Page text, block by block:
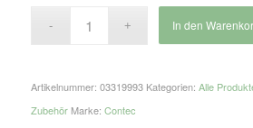
In den
Artikelnummer: 03319993 Kategorien: Alle
Zubehör Marke: Contec